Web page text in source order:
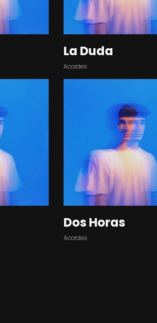
La Duda
Acordes
Dos Horas
Acordes